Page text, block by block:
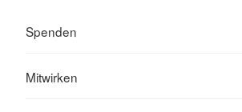
Spenden
Mitwirken